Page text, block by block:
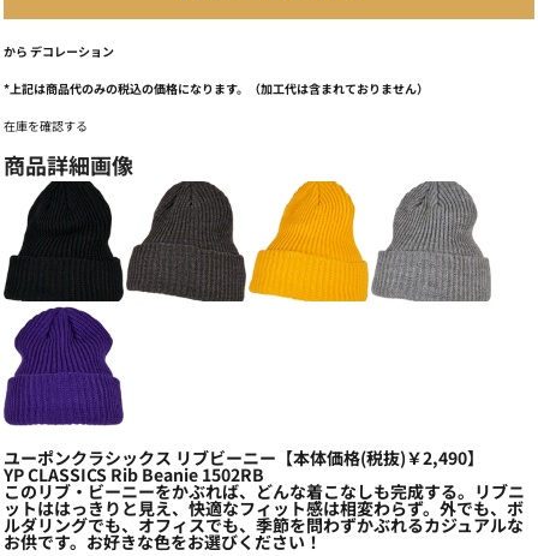
から デコレーション
*上記は商品代のみの税込の価格になります。（加工代は含まれておりません）
在庫を確認する
商品詳細画像
ユーポンクラシックス リブビーニー【本体価格(税抜)￥2,490】
YP CLASSICS Rib Beanie 1502RB
このリブ・ビーニーをかぶれば、どんな着こなしも完成する。リブニ
ットははっきりと見え、快適なフィット感は相変わらず。外でも、ボ
ルダリングでも、オフィスでも、季節を問わずかぶれるカジュアルな
お供です。お好きな色をお選びください！